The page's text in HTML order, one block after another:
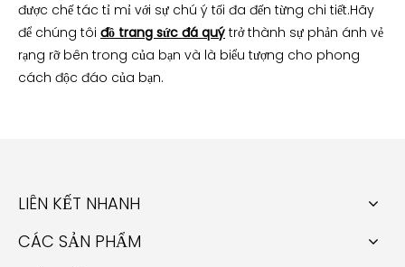
được chế tác tỉ mỉ với sự chú ý tối đa đến từng chi tiết.Hãy
để chúng tôi đồ trang sức đá quý trở thành sự phản ánh vẻ
rạng rỡ bên trong của bạn và là biểu tượng cho phong
cách độc đáo của bạn.
LIÊN KẾT NHANH
CÁC SẢN PHẨM